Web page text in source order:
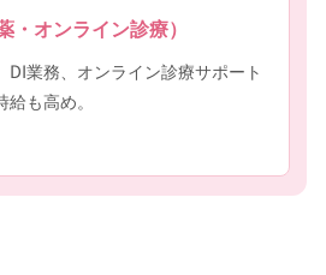
・オンライン診療）
DI業務、オンライン診療サポート
も高め。